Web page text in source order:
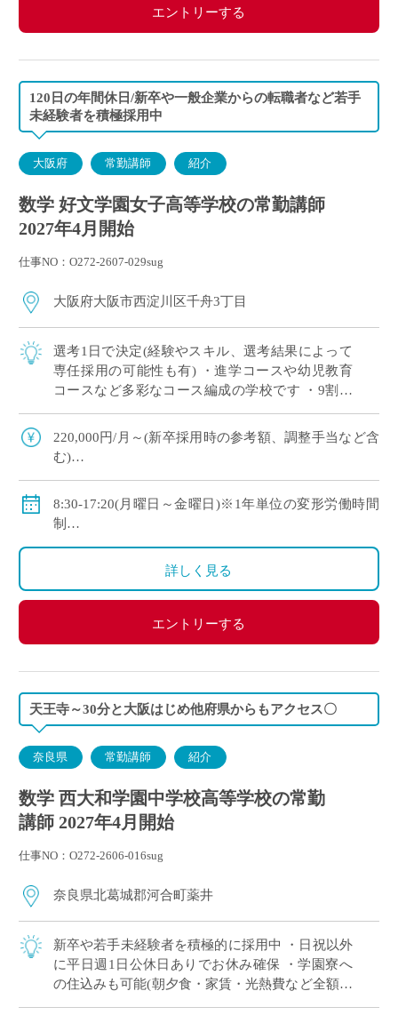
エントリーする
120日の年間休日/新卒や一般企業からの転職者など若手
未経験者を積極採用中
大阪府 常勤講師 紹介
数学 好文学園女子高等学校の常勤講師
2027年4月開始
仕事NO：O272-2607-029sug
大阪府大阪市西淀川区千舟3丁目
選考1日で決定(経験やスキル、選考結果によって
専任採用の可能性も有) ・進学コースや幼児教育
コースなど多彩なコース編成の学校です ・9割以
す ・新卒や社会人からのキャリアチェン […]
220,000円/月～(新卒採用時の参考額、調整手当など含
む)
◇保険：私学共済、雇用保険、労災保険
8:30-17:20(月曜日～金曜日)※1年単位の変形労働時間
制
・土曜日、日曜日、祝日、その他学校スケジュールに
詳しく見る
エントリーする
天王寺～30分と大阪はじめ他府県からもアクセス〇
奈良県 常勤講師 紹介
数学 西大和学園中学校高等学校の常勤
講師 2027年4月開始
仕事NO：O272-2606-016sug
奈良県北葛城郡河合町薬井
新卒や若手未経験者を積極的に採用中 ・日祝以外
に平日週1日公休日ありでお休み確保 ・学園寮へ
の住込みも可能(朝夕食・家賃・光熱費など全額学